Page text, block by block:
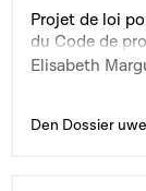
Projet de loi
du Code de
Elisabeth
Den Dossier